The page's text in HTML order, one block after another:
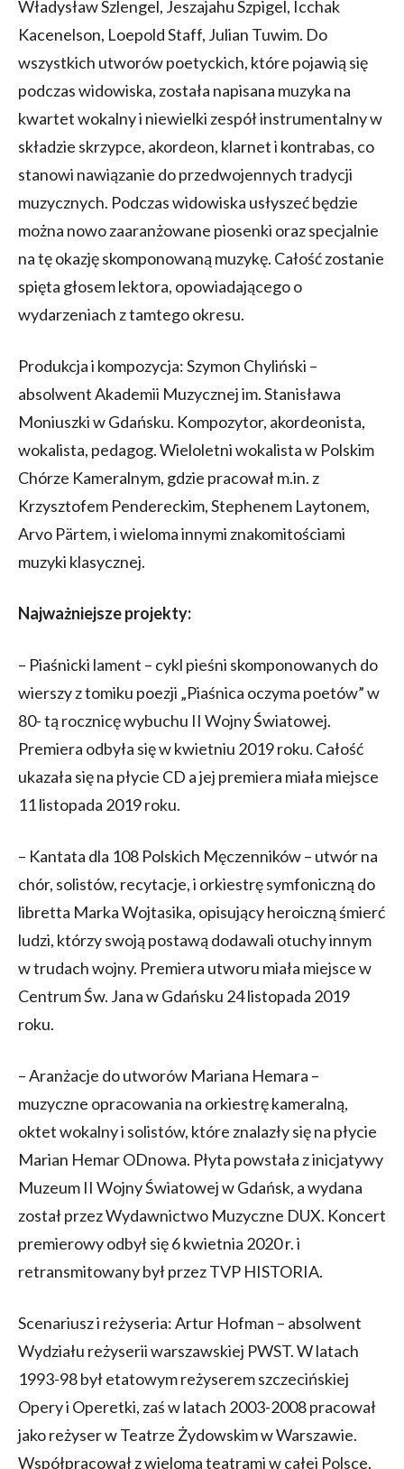
Władysław Szlengel, Jeszajahu Szpigel, Icchak
Kacenelson, Loepold Staff, Julian Tuwim. Do
wszystkich utworów poetyckich, które pojawią się
podczas widowiska, została napisana muzyka na
kwartet wokalny i niewielki zespół instrumentalny w
składzie skrzypce, akordeon, klarnet i kontrabas, co
stanowi nawiązanie do przedwojennych tradycji
muzycznych. Podczas widowiska usłyszeć będzie
można nowo zaaranżowane piosenki oraz specjalnie
na tę okazję skomponowaną muzykę. Całość zostanie
spięta głosem lektora, opowiadającego o
wydarzeniach z tamtego okresu.
Produkcja i kompozycja: Szymon Chyliński –
absolwent Akademii Muzycznej im. Stanisława
Moniuszki w Gdańsku. Kompozytor, akordeonista,
wokalista, pedagog. Wieloletni wokalista w Polskim
Chórze Kameralnym, gdzie pracował m.in. z
Krzysztofem Pendereckim, Stephenem Laytonem,
Arvo Pärtem, i wieloma innymi znakomitościami
muzyki klasycznej.
Najważniejsze projekty:
– Piaśnicki lament – cykl pieśni skomponowanych do
wierszy z tomiku poezji „Piaśnica oczyma poetów” w
80- tą rocznicę wybuchu II Wojny Światowej.
Premiera odbyła się w kwietniu 2019 roku. Całość
ukazała się na płycie CD a jej premiera miała miejsce
11 listopada 2019 roku.
– Kantata dla 108 Polskich Męczenników – utwór na
chór, solistów, recytacje, i orkiestrę symfoniczną do
libretta Marka Wojtasika, opisujący heroiczną śmierć
ludzi, którzy swoją postawą dodawali otuchy innym
w trudach wojny. Premiera utworu miała miejsce w
Centrum Św. Jana w Gdańsku 24 listopada 2019
roku.
– Aranżacje do utworów Mariana Hemara –
muzyczne opracowania na orkiestrę kameralną,
oktet wokalny i solistów, które znalazły się na płycie
Marian Hemar ODnowa. Płyta powstała z inicjatywy
Muzeum II Wojny Światowej w Gdańsk, a wydana
został przez Wydawnictwo Muzyczne DUX. Koncert
premierowy odbył się 6 kwietnia 2020 r. i
retransmitowany był przez TVP HISTORIA.
Scenariusz i reżyseria: Artur Hofman – absolwent
Wydziału reżyserii warszawskiej PWST. W latach
1993-98 był etatowym reżyserem szczecińskiej
Opery i Operetki, zaś w latach 2003-2008 pracował
jako reżyser w Teatrze Żydowskim w Warszawie.
Współpracował z wieloma teatrami w całej Polsce,